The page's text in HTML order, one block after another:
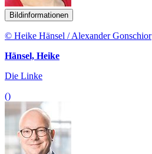
Bildinformationen
© Heike Hänsel / Alexander Gonschior
Hänsel, Heike
Die Linke
()